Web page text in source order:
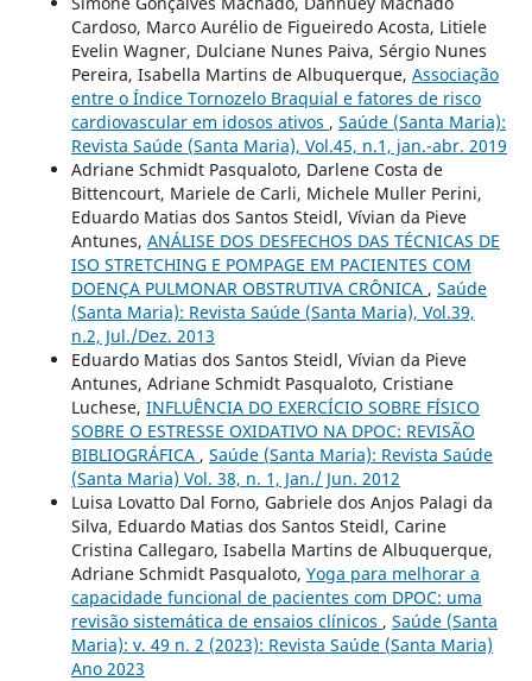
Cardoso, Marco Aurélio de Figueiredo Acosta, Litiele
Evelin Wagner, Dulciane Nunes Paiva, Sérgio Nunes
Pereira, Isabella Martins de Albuquerque, Associação
entre o Índice Tornozelo Braquial e fatores de risco
cardiovascular em idosos ativos , Saúde (Santa Maria):
Revista Saúde (Santa Maria), Vol.45, n.1, jan.-abr. 2019
Adriane Schmidt Pasqualoto, Darlene Costa de
Bittencourt, Mariele de Carli, Michele Muller Perini,
Eduardo Matias dos Santos Steidl, Vívian da Pieve
Antunes, ANÁLISE DOS DESFECHOS DAS TÉCNICAS DE
ISO STRETCHING E POMPAGE EM PACIENTES COM
DOENÇA PULMONAR OBSTRUTIVA CRÔNICA , Saúde
(Santa Maria): Revista Saúde (Santa Maria), Vol.39,
n.2, Jul./Dez. 2013
Eduardo Matias dos Santos Steidl, Vívian da Pieve
Antunes, Adriane Schmidt Pasqualoto, Cristiane
Luchese, INFLUÊNCIA DO EXERCÍCIO SOBRE FÍSICO
SOBRE O ESTRESSE OXIDATIVO NA DPOC: REVISÃO
BIBLIOGRÁFICA , Saúde (Santa Maria): Revista Saúde
(Santa Maria) Vol. 38, n. 1, Jan./ Jun. 2012
Luisa Lovatto Dal Forno, Gabriele dos Anjos Palagi da
Silva, Eduardo Matias dos Santos Steidl, Carine
Cristina Callegaro, Isabella Martins de Albuquerque,
Adriane Schmidt Pasqualoto, Yoga para melhorar a
capacidade funcional de pacientes com DPOC: uma
revisão sistemática de ensaios clínicos , Saúde (Santa
Maria): v. 49 n. 2 (2023): Revista Saúde (Santa Maria)
Ano 2023